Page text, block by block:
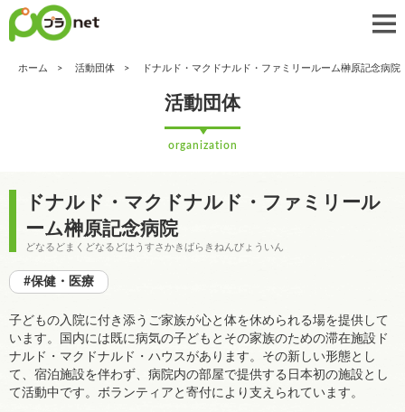
ホーム 活動団体 ドナルド・マクドナルド・ファミリールーム榊󠄀原記念病院
活動団体
organization
ドナルド・マクドナルド・ファミリール
ーム榊󠄀原記念病院
どなるどまくどなるどはうすさかきばらきねんびょういん
#保健・医療
子どもの入院に付き添うご家族が心と体を休められる場を提供して
います。国内には既に病気の子どもとその家族のための滞在施設ド
ナルド・マクドナルド・ハウスがあります。その新しい形態とし
て、宿泊施設を伴わず、病院内の部屋で提供する日本初の施設とし
て活動中です。ボランティアと寄付により支えられています。